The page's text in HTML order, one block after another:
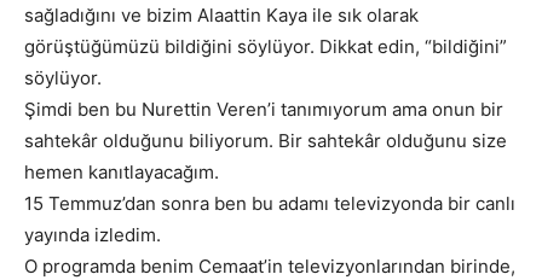
sağladığını ve bizim Alaattin Kaya ile sık olarak
görüştüğümüzü bildiğini söylüyor. Dikkat edin, “bildiğini”
söylüyor.
Şimdi ben bu Nurettin Veren’i tanımıyorum ama onun bir
sahtekâr olduğunu biliyorum. Bir sahtekâr olduğunu size
hemen kanıtlayacağım.
15 Temmuz’dan sonra ben bu adamı televizyonda bir canlı
yayında izledim.
O programda benim Cemaat’in televizyonlarından birinde,